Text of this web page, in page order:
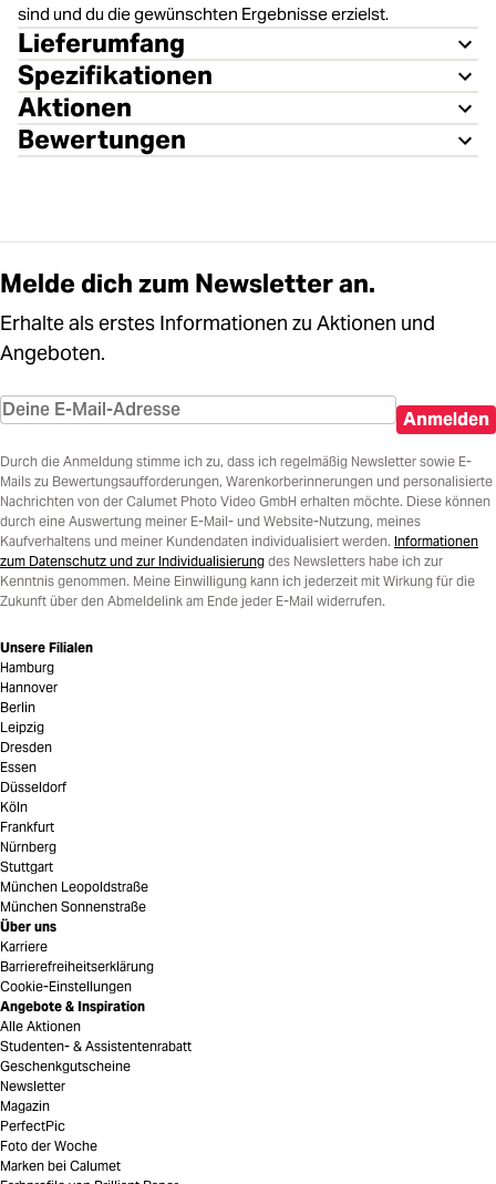
sind und du die gewünschten Ergebnisse erzielst.
Lieferumfang
Spezifikationen
Aktionen
Bewertungen
Melde dich zum Newsletter an.
Erhalte als erstes Informationen zu Aktionen und
Angeboten.
Anmelden
Durch die Anmeldung stimme ich zu, dass ich regelmäßig Newsletter sowie E-
Mails zu Bewertungsaufforderungen, Warenkorberinnerungen und personalisierte
Nachrichten von der Calumet Photo Video GmbH erhalten möchte. Diese können
durch eine Auswertung meiner E-Mail- und Website-Nutzung, meines
Kaufverhaltens und meiner Kundendaten individualisiert werden. Informationen
zum Datenschutz und zur Individualisierung des Newsletters habe ich zur
Kenntnis genommen. Meine Einwilligung kann ich jederzeit mit Wirkung für die
Zukunft über den Abmeldelink am Ende jeder E-Mail widerrufen.
Unsere Filialen
Hamburg
Hannover
Berlin
Leipzig
Dresden
Essen
Düsseldorf
Köln
Frankfurt
Nürnberg
Stuttgart
München Leopoldstraße
München Sonnenstraße
Über uns
Karriere
Barrierefreiheitserklärung
Cookie-Einstellungen
Angebote & Inspiration
Alle Aktionen
Studenten- & Assistentenrabatt
Geschenkgutscheine
Newsletter
Magazin
PerfectPic
Foto der Woche
Marken bei Calumet